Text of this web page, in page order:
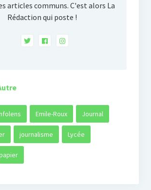
articles communs. C'est alors La
Rédaction qui poste !
Emile-Roux Journal
journalisme Lycée